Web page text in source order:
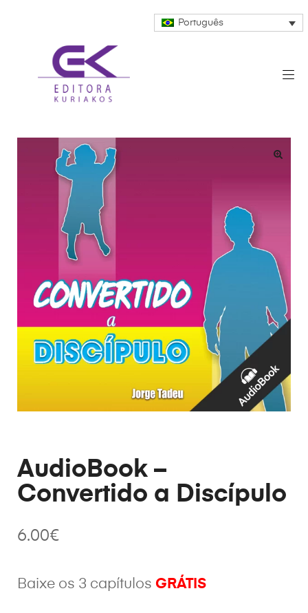
Português
AudioBook –
Convertido a Discípulo
6.00€
Baixe os 3 capítulos GRÁTIS